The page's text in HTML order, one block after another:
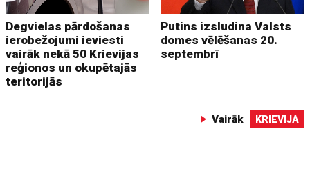
Degvielas pārdošanas
ierobežojumi ieviesti
vairāk nekā 50 Krievijas
reģionos un okupētajās
teritorijās
Putins izsludina Valsts
domes vēlēšanas 20.
septembrī
Vairāk KRIEVIJA